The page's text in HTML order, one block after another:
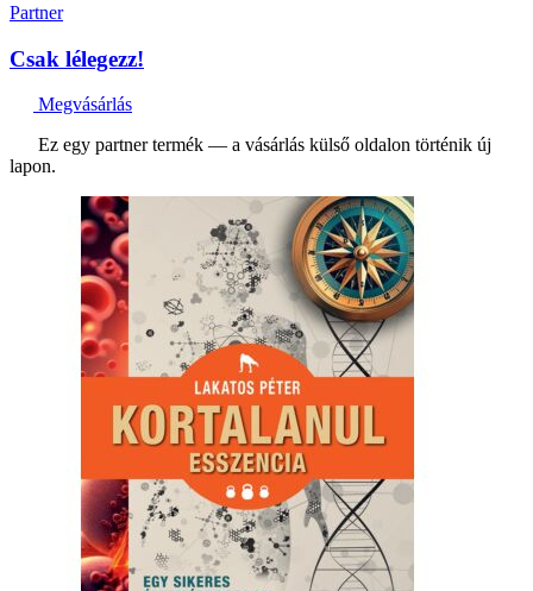
Partner
Csak lélegezz!
Megvásárlás
Ez egy partner termék — a vásárlás külső oldalon történik új
lapon.